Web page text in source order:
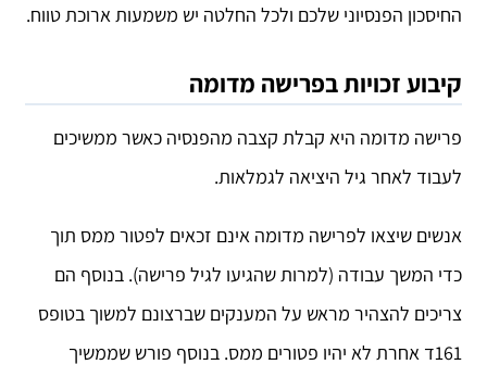
החיסכון הפנסיוני שלכם ולכל החלטה יש משמעות ארוכת טווח.
קיבוע זכויות בפרישה מדומה
פרישה מדומה היא קבלת קצבה מהפנסיה כאשר ממשיכים
לעבוד לאחר גיל היציאה לגמלאות.
אנשים שיצאו לפרישה מדומה אינם זכאים לפטור ממס תוך
כדי המשך עבודה (למרות שהגיעו לגיל פרישה). בנוסף הם
צריכים להצהיר מראש על המענקים שברצונם למשוך בטופס
161ד אחרת לא יהיו פטורים ממס. בנוסף פורש שממשיך